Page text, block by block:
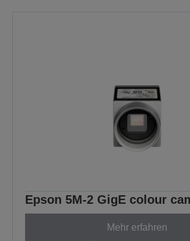
Epson 5M-2 GigE colour
Mehr erfahren